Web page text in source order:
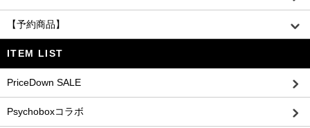
【予約商品】
ITEM LIST
PriceDown SALE
Psychoboxコラボ